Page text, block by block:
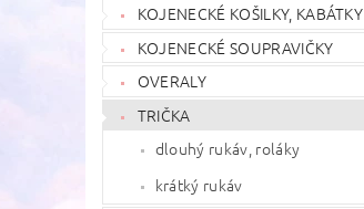
KOJENECKÉ KOŠILKY, KABÁTKY
KOJENECKÉ SOUPRAVIČKY
OVERALY
TRIČKA
dlouhý rukáv, roláky
krátký rukáv